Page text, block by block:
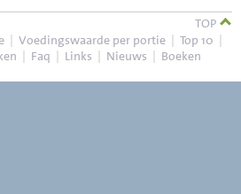
TOP
| Voedingswaarde per portie | Top 10 |
| Faq | Links | Nieuws | Boeken